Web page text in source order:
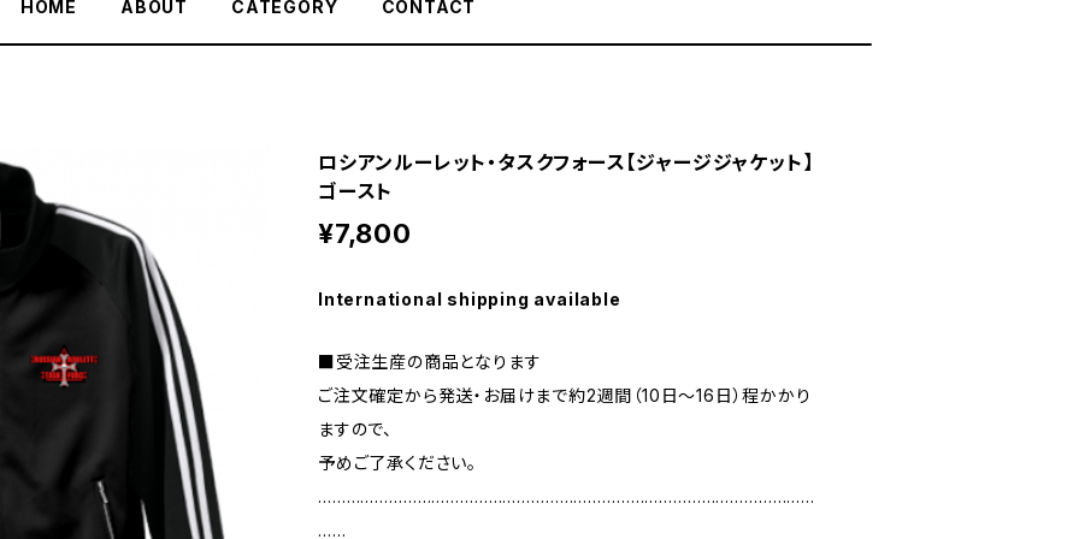
HOME ABOUT CATEGORY CONTACT
ロシアンルーレット・タスクフォース【ジャージジャケット】
ゴースト
¥7,800
International shipping available
■受注生産の商品となります
ご注文確定から発送・お届けまで約2週間（10日～16日）程かかり
ますので、
予めご了承ください。
……………………………………………………………………………………………
……